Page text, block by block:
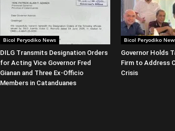
Bicol Peryodiko News
DILG Transmits Designation Orders
for Acting Vice Governor Fred
Gianan and Three Ex-Officio
Members in Catanduanes
Bicol Peryodiko
Governor Holds
Firm to Address
Crisis